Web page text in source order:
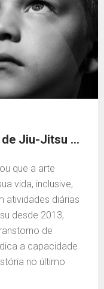
Autista campeão mundial de Jiu-Jitsu diz: ‘Sonho realizado’
que a arte
vida, inclusive,
atividades diárias
desde 2013,
de
a capacidade
no último